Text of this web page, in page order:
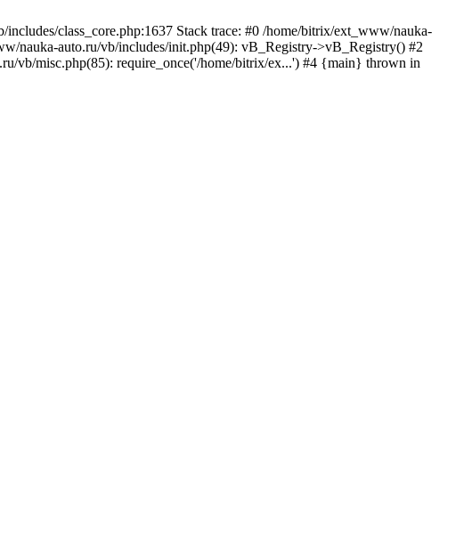
class_core.php:1637 Stack trace: #0 /home/bitrix/ext_www/nauka-
nauka-auto.ru/vb/includes/init.php(49): vB_Registry->vB_Registry() #2
vb/misc.php(85): require_once('/home/bitrix/ex...') #4 {main} thrown in